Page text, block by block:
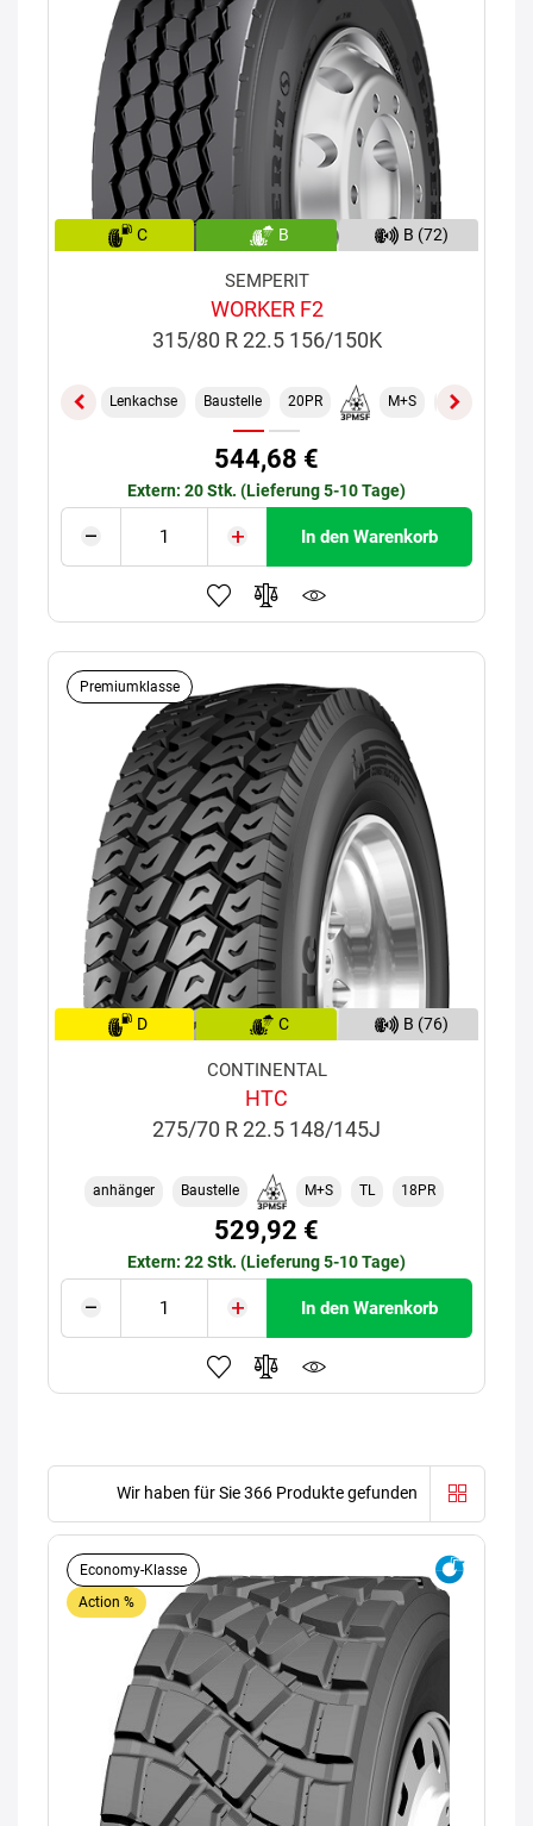
C B B (72)
SEMPERIT
WORKER F2
315/80 R 22.5 156/150K
Lenkachse Baustelle 20PR M+S TL
544,68 €
Extern: 20 Stk. (Lieferung 5-10 Tage)
In den Warenkorb
Premiumklasse
D C B (76)
CONTINENTAL
HTC
275/70 R 22.5 148/145J
anhänger Baustelle M+S TL 18PR
529,92 €
Extern: 22 Stk. (Lieferung 5-10 Tage)
In den Warenkorb
Wir haben für Sie 366 Produkte gefunden
Economy-Klasse
Action %